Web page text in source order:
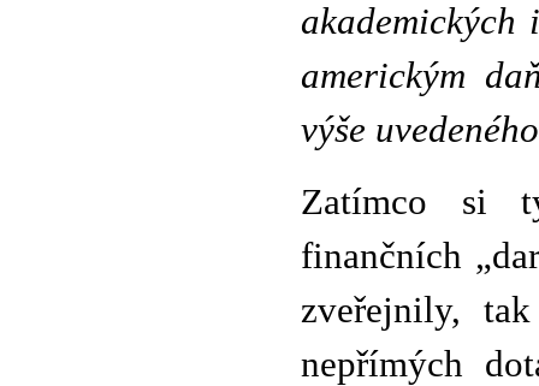
americkým
výše
Zatímco si
finančních
zveřejnily,
nepřímých